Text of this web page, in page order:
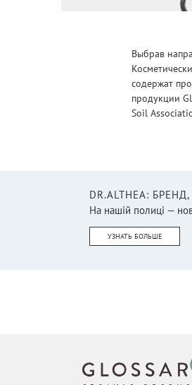
Выбрав
содержат
продукции
Soil
DR.ALTHEA:
На нашій полиці —
УЗНАТЬ БОЛЬШЕ